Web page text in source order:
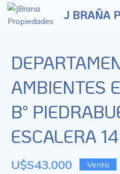
J BRAÑA
AMBIENTES
B°
ESCALERA
U$S43.000 Venta